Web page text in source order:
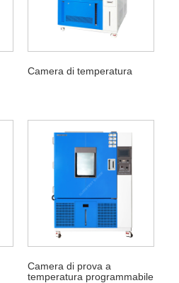
Camera di temperatura
Camera di prova a
temperatura programmabile